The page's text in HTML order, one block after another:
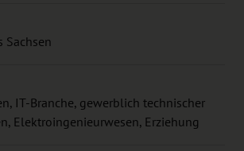
Sachsen
IT-Branche, gewerblich technischer
Elektroingenieurwesen, Erziehung